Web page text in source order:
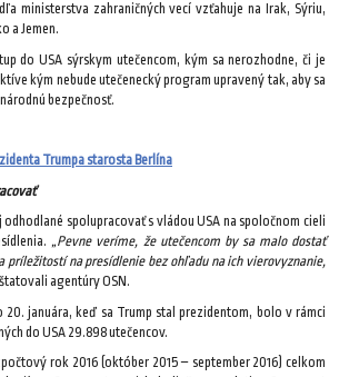
ministerstva zahraničných vecí vzťahuje na Irak, Sýriu,
a Jemen.
do USA sýrskym utečencom, kým sa nerozhodne, či je
kým nebude utečenecký program upravený tak, aby sa
bezpečnosť.
Trumpa starosta Berlína
odhodlané spolupracovať s vládou USA na spoločnom cieli
„Pevne veríme, že utečencom by sa malo dostať
príležitostí na presídlenie bez ohľadu na ich vierovyznanie,
agentúry OSN.
januára, keď sa Trump stal prezidentom, bolo v rámci
do USA 29.898 utečencov.
rok 2016 (október 2015 – september 2016) celkom